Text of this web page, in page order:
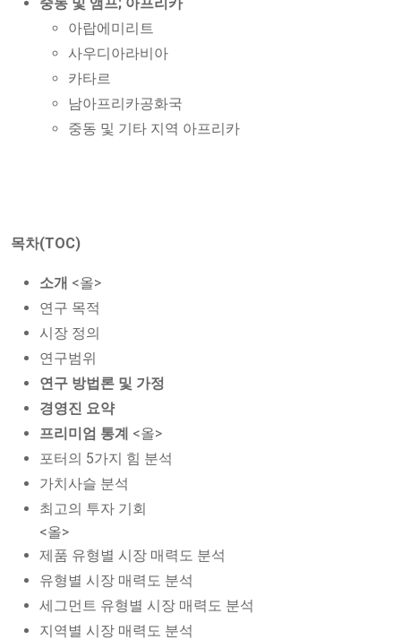
아랍에미리트
사우디아라비아
카타르
남아프리카공화국
중동 및 기타 지역 아프리카
목차(TOC)
소개 <올>
연구 목적
시장 정의
연구범위
연구 방법론 및 가정
경영진 요약
프리미엄 통계 <올>
포터의 5가지 힘 분석
가치사슬 분석
최고의 투자 기회
<올>
제품 유형별 시장 매력도 분석
유형별 시장 매력도 분석
세그먼트 유형별 시장 매력도 분석
지역별 시장 매력도 분석